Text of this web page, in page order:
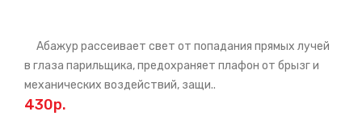
Абажур рассеивает свет от попадания прямых лучей
в глаза парильщика, предохраняет плафон от брызг и
механических воздействий, защи..
430р.